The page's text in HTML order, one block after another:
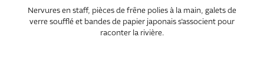
Nervures en staff, pièces de frêne polies à la main, galets de
verre soufflé et bandes de papier japonais s’associent pour
raconter la rivière.